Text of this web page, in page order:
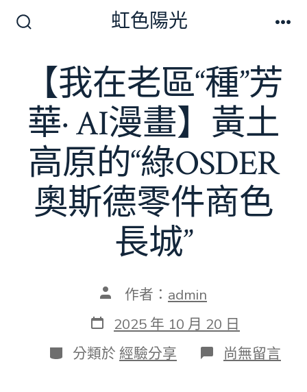
關
虹色陽光
【我在老區“種”芳
華· AI漫畫】黃土
高原的“綠OSDER
奧斯德零件商色
長城”
文
作
者
作者： admin
發
表
日
期
2025 年 10 月 20 日
分
類
分類於 經驗分享 在
〈【我
尚無留言